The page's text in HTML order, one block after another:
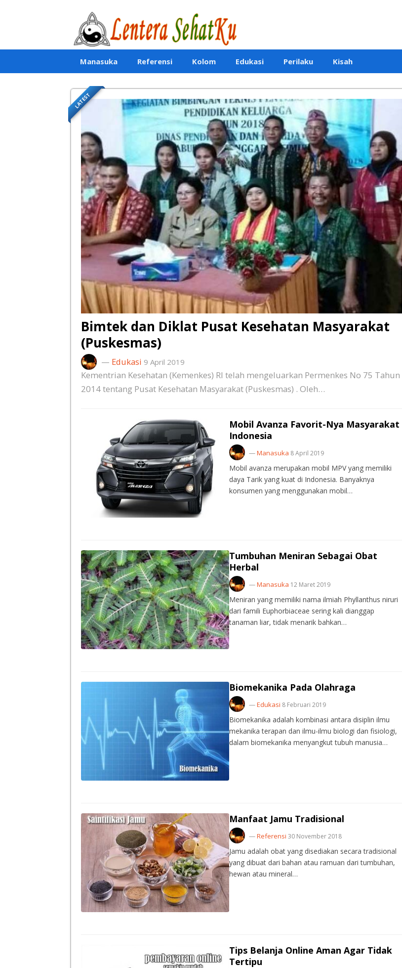
Lentera SehatKu
Manasuka Referensi Kolom Edukasi Perilaku Kisah
LATEST
Bimtek dan Diklat Pusat Kesehatan Masyarakat
(Puskesmas)
— Edukasi 9 April 2019
Kementrian Kesehatan (Kemenkes) RI telah mengeluarkan Permenkes No 75 Tahun
2014 tentang Pusat Kesehatan Masyarakat (Puskesmas) . Oleh…
Mobil Avanza Favorit-Nya Masyarakat
Indonesia
—Manasuka 8 April 2019
Mobil avanza merupakan mobil MPV yang memiliki
daya Tarik yang kuat di Indonesia. Banyaknya
konsumen yang menggunakan mobil…
Tumbuhan Meniran Sebagai Obat
Herbal
—Manasuka 12 Maret 2019
Meniran yang memiliki nama ilmiah Phyllanthus niruri
dari famili Euphorbiaceae sering kali dianggap
tanaman liar, tidak menarik bahkan…
Biomekanika Pada Olahraga
—Edukasi 8 Februari 2019
Biomekanika adalah kombinasi antara disiplin ilmu
mekanika terapan dan ilmu-ilmu biologi dan fisiologi,
dalam biomekanika menyangkut tubuh manusia…
Manfaat Jamu Tradisional
—Referensi 30 November 2018
Jamu adalah obat yang disediakan secara tradisional
yang dibuat dari bahan atau ramuan dari tumbuhan,
hewan atau mineral…
Tips Belanja Online Aman Agar Tidak
Tertipu